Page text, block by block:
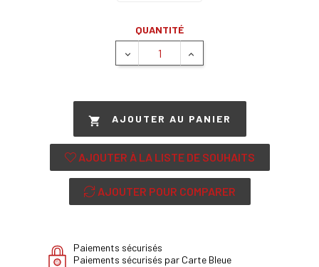
QUANTITÉ
 AJOUTER AU PANIER
AJOUTER À LA LISTE DE SOUHAITS
AJOUTER POUR COMPARER
Paiements sécurisés
Paiements sécurisés par Carte Bleue